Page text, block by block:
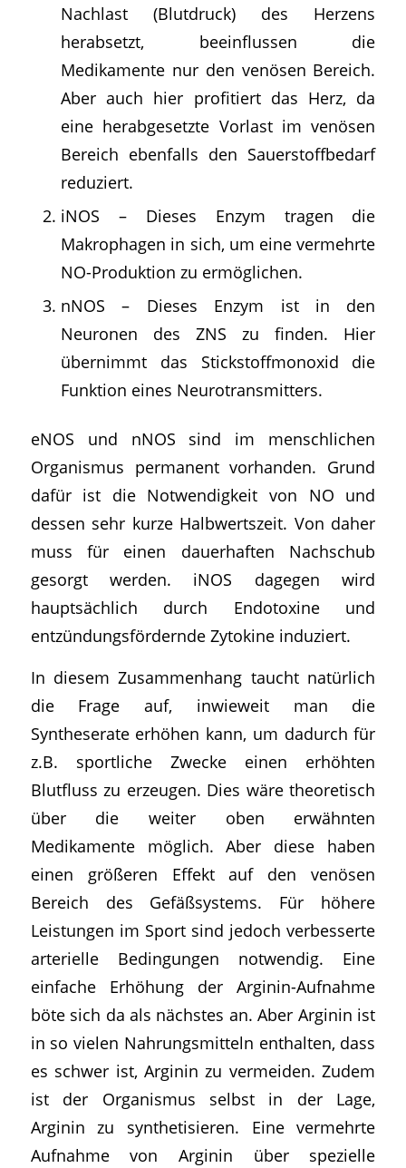
Nachlast (Blutdruck) des Herzens
herabsetzt, beeinflussen die
Medikamente nur den venösen Bereich.
Aber auch hier profitiert das Herz, da
eine herabgesetzte Vorlast im venösen
Bereich ebenfalls den Sauerstoffbedarf
reduziert.
iNOS – Dieses Enzym tragen die
Makrophagen in sich, um eine vermehrte
NO-Produktion zu ermöglichen.
nNOS – Dieses Enzym ist in den
Neuronen des ZNS zu finden. Hier
übernimmt das Stickstoffmonoxid die
Funktion eines Neurotransmitters.
eNOS und nNOS sind im menschlichen
Organismus permanent vorhanden. Grund
dafür ist die Notwendigkeit von NO und
dessen sehr kurze Halbwertszeit. Von daher
muss für einen dauerhaften Nachschub
gesorgt werden. iNOS dagegen wird
hauptsächlich durch Endotoxine und
entzündungsfördernde Zytokine induziert.
In diesem Zusammenhang taucht natürlich
die Frage auf, inwieweit man die
Syntheserate erhöhen kann, um dadurch für
z.B. sportliche Zwecke einen erhöhten
Blutfluss zu erzeugen. Dies wäre theoretisch
über die weiter oben erwähnten
Medikamente möglich. Aber diese haben
einen größeren Effekt auf den venösen
Bereich des Gefäßsystems. Für höhere
Leistungen im Sport sind jedoch verbesserte
arterielle Bedingungen notwendig. Eine
einfache Erhöhung der Arginin-Aufnahme
böte sich da als nächstes an. Aber Arginin ist
in so vielen Nahrungsmitteln enthalten, dass
es schwer ist, Arginin zu vermeiden. Zudem
ist der Organismus selbst in der Lage,
Arginin zu synthetisieren. Eine vermehrte
Aufnahme von Arginin über spezielle